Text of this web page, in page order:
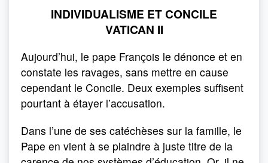
INDIVIDUALISME ET CONCILE
VATICAN II
Aujourd’hui, le pape François le dénonce et en
constate les ravages, sans mettre en cause
cependant le Concile. Deux exemples suffisent
pourtant à étayer l’accusation.
Dans l’une de ses catéchèses sur la famille, le
Pape en vient à se plaindre à juste titre de la